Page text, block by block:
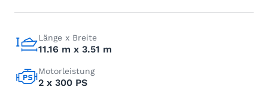
Länge x Breite
11.16 m x 3.51 m
Motorleistung
2 x 300 PS